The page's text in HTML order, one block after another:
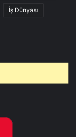
İş Dünyası